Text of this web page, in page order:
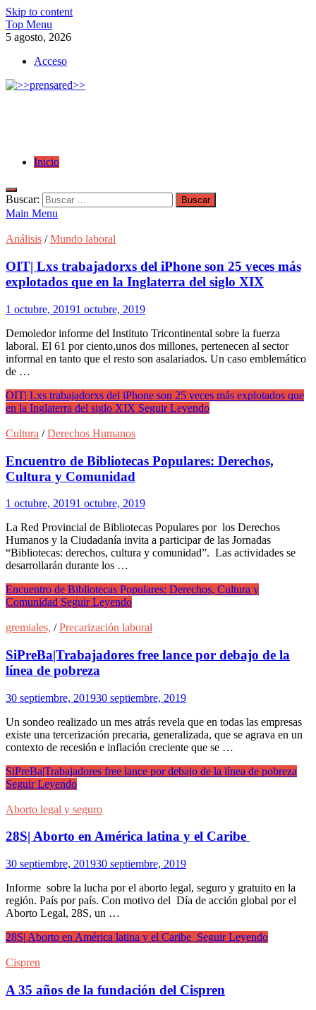
Skip to content
Top Menu
5 agosto, 2026
Acceso
Inicio
Buscar:
Main Menu
Análisis /Mundo laboral
OIT| Lxs trabajadorxs del iPhone son 25 veces más
explotados que en la Inglaterra del siglo XIX
1 octubre, 20191 octubre, 2019
Demoledor informe del Instituto Tricontinental sobre la fuerza
laboral. El 61 por ciento,unos dos millones, pertenecen al sector
informal en tanto que el resto son asalariados. Un caso emblemático
de …
OIT| Lxs trabajadorxs del iPhone son 25 veces más explotados que
en la Inglaterra del siglo XIX Seguir Leyendo
Cultura /Derechos Humanos
Encuentro de Bibliotecas Populares: Derechos,
Cultura y Comunidad
1 octubre, 20191 octubre, 2019
La Red Provincial de Bibliotecas Populares por los Derechos
Humanos y la Ciudadanía invita a participar de las Jornadas
“Bibliotecas: derechos, cultura y comunidad”. Las actividades se
desarrollarán durante los …
Encuentro de Bibliotecas Populares: Derechos, Cultura y
Comunidad Seguir Leyendo
gremiales, /Precarización laboral
SiPreBa|Trabajadores free lance por debajo de la
línea de pobreza
30 septiembre, 201930 septiembre, 2019
Un sondeo realizado un mes atrás revela que en todas las empresas
existe una tercerización precaria, generalizada, que se agrava en un
contexto de recesión e inflación creciente que se …
SiPreBa|Trabajadores free lance por debajo de la línea de pobreza
Seguir Leyendo
Aborto legal y seguro
28S| Aborto en América latina y el Caribe
30 septiembre, 201930 septiembre, 2019
Informe sobre la lucha por el aborto legal, seguro y gratuito en la
región. País por país. Con motivo del Día de acción global por el
Aborto Legal, 28S, un …
28S| Aborto en América latina y el Caribe Seguir Leyendo
Cispren
A 35 años de la fundación del Cispren